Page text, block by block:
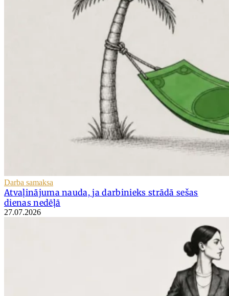
Darba samaksa
Atvaļinājuma nauda, ja darbinieks strādā sešas
dienas nedēļā
27.07.2026